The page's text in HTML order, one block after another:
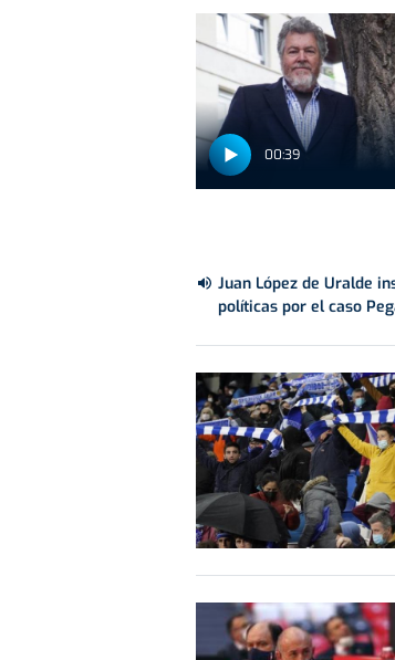
00:39
Juan López de Uralde
políticas por el caso